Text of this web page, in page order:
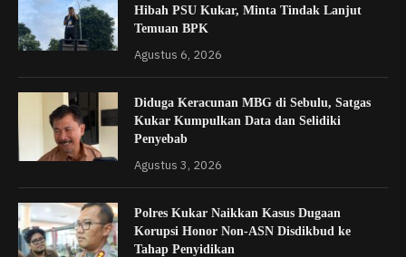
Hibah PSU Kukar, Minta Tindak Lanjut
Temuan BPK
Agustus 6, 2026
Diduga Keracunan MBG di Sebulu, Satgas
Kukar Kumpulkan Data dan Selidiki
Penyebab
Agustus 3, 2026
Polres Kukar Naikkan Kasus Dugaan
Korupsi Honor Non-ASN Disdikbud ke
Tahap Penyidikan